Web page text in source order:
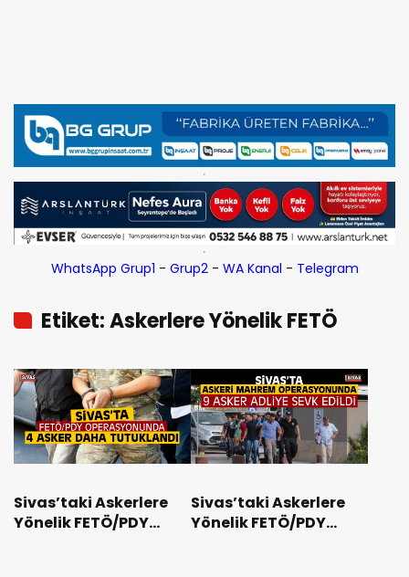
WhatsApp Grup1 - Grup2- WA Kanal - Telegram
Etiket: Askerlere Yönelik FETÖ
Sivas’taki Askerlere
Yönelik FETÖ/PDY
Sivas’taki Askerlere
Yönelik FETÖ/PDY